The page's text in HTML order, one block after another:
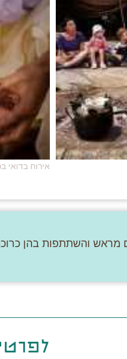
אירוח בדואי
מראש והשתתפות בהן